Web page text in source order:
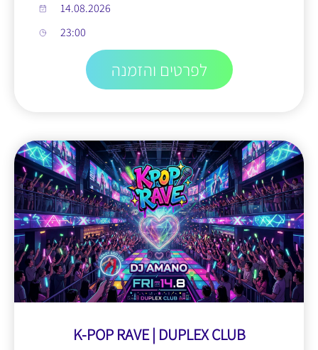
14.08.2026
23:00
לפרטים והזמנה
K-POP RAVE | DUPLEX CLUB